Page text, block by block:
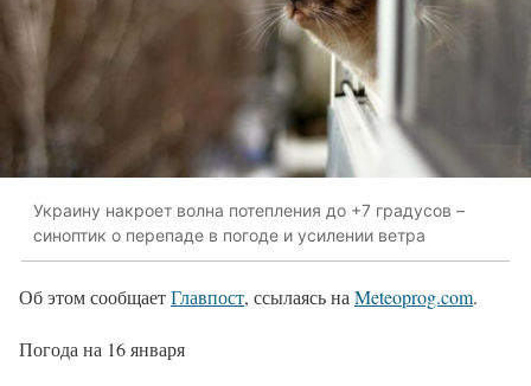
Украину накроет волна потепления до +7 градусов –
синоптик о перепаде в погоде и усилении ветра
Об этом сообщаетГлавпост, ссылаясь на Meteoprog.com.
Погода на 16 января